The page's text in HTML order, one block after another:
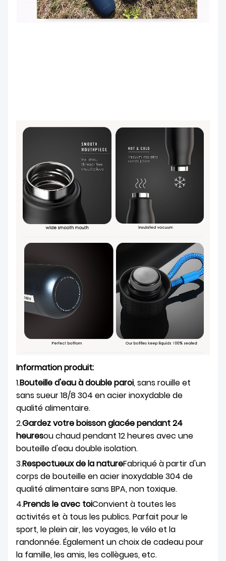
Information produit:
1.Bouteille d'eau à double paroi, sans rouille et
sans sueur 18/8 304 en acier inoxydable de
qualité alimentaire.
2.Gardez votre boisson glacée pendant 24
heuresou chaud pendant 12 heures avec une
bouteille d'eau double isolation.
3.Respectueux de la natureFabriqué à partir d'un
corps de bouteille en acier inoxydable 304 de
qualité alimentaire sans BPA, non toxique.
4.Prends le avec toiConvient à toutes les
activités et à tous les publics. Parfait pour le
sport, le plein air, les voyages, le vélo et la
randonnée. Également un choix de cadeau pour
la famille, les amis, les collègues, etc.